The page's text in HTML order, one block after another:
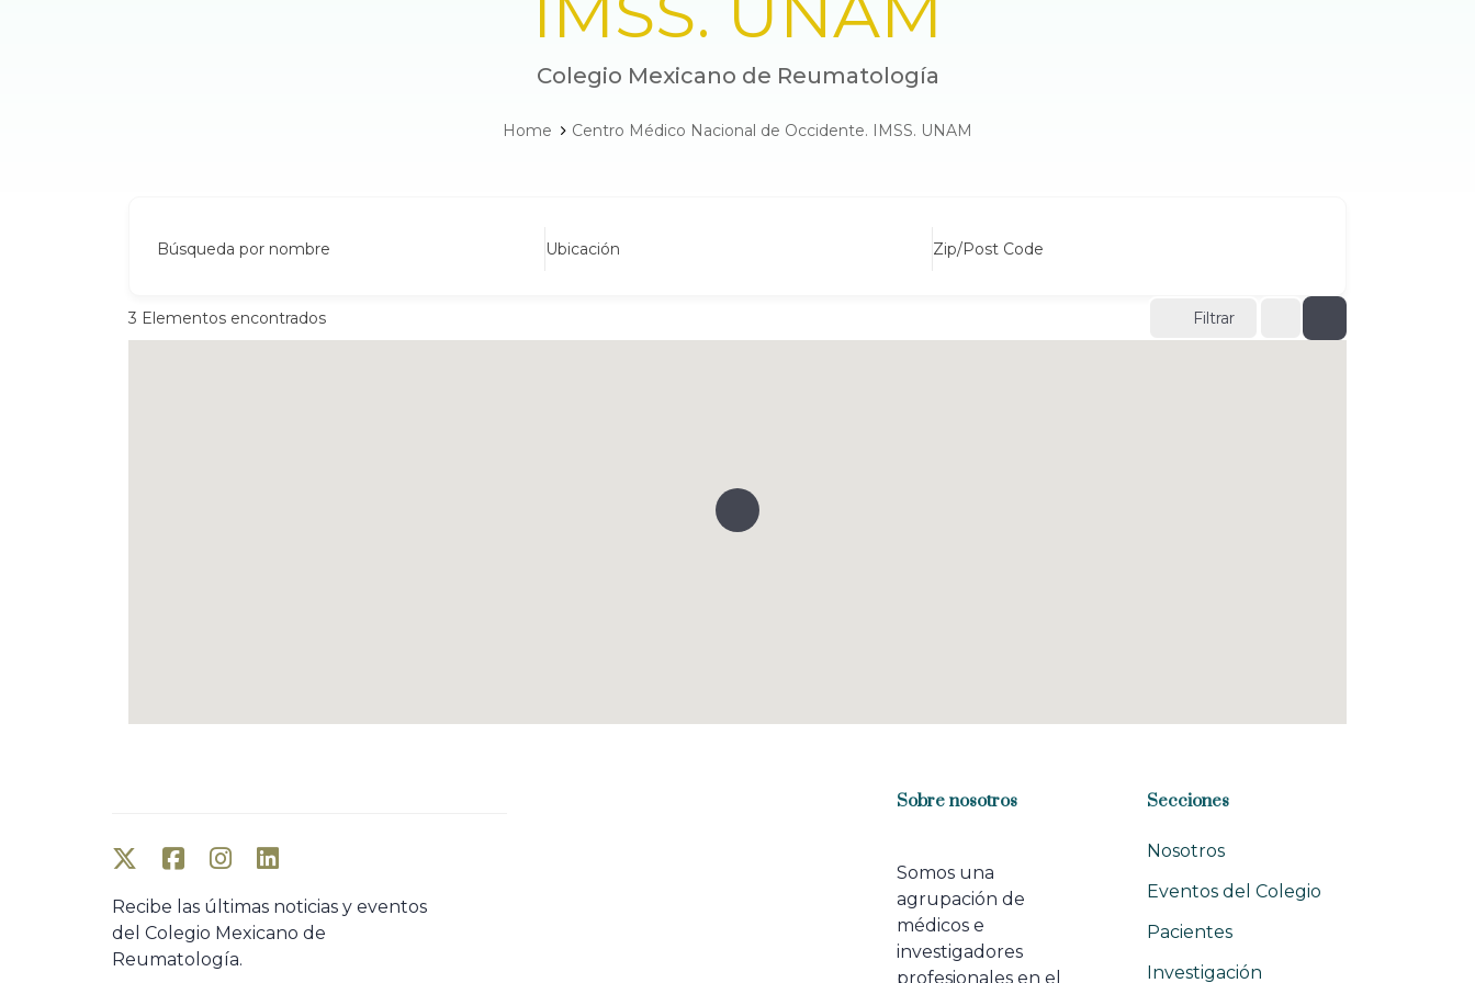
Colegio Mexicano de Reumatología
Home Centro Médico Nacional de Occidente. IMSS. UNAM
Búsqueda por nombre Ubicación Zip/Post Code
3 Elementos encontrados Filtrar
Recibe las últimas noticias y eventos
del Colegio Mexicano de
Reumatología.
Sobre nosotros
Somos una
agrupación de
médicos e
investigadores
profesionales en el
Secciones
Nosotros
Eventos del Colegio
Pacientes
Investigación